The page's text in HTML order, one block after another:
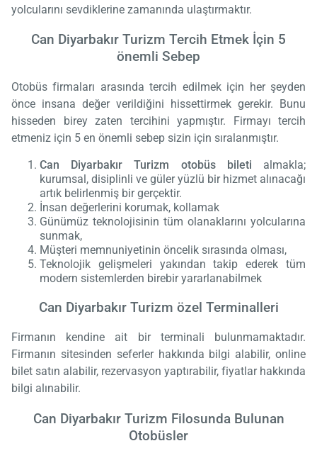
yolcularını sevdiklerine zamanında ulaştırmaktır.
Can Diyarbakır Turizm Tercih Etmek İçin 5
önemli Sebep
Otobüs firmaları arasında tercih edilmek için her şeyden
önce insana değer verildiğini hissettirmek gerekir. Bunu
hisseden birey zaten tercihini yapmıştır. Firmayı tercih
etmeniz için 5 en önemli sebep sizin için sıralanmıştır.
Can Diyarbakır Turizm otobüs bileti almakla;
kurumsal, disiplinli ve güler yüzlü bir hizmet alınacağı
artık belirlenmiş bir gerçektir.
İnsan değerlerini korumak, kollamak
Günümüz teknolojisinin tüm olanaklarını yolcularına
sunmak,
Müşteri memnuniyetinin öncelik sırasında olması,
Teknolojik gelişmeleri yakından takip ederek tüm
modern sistemlerden birebir yararlanabilmek
Can Diyarbakır Turizm özel Terminalleri
Firmanın kendine ait bir terminali bulunmamaktadır.
Firmanın sitesinden seferler hakkında bilgi alabilir, online
bilet satın alabilir, rezervasyon yaptırabilir, fiyatlar hakkında
bilgi alınabilir.
Can Diyarbakır Turizm Filosunda Bulunan
Otobüsler